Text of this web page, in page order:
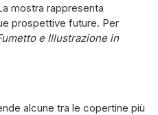
mostra rappresenta
prospettive future. Per
e Illustrazione in
alcune tra le copertine più